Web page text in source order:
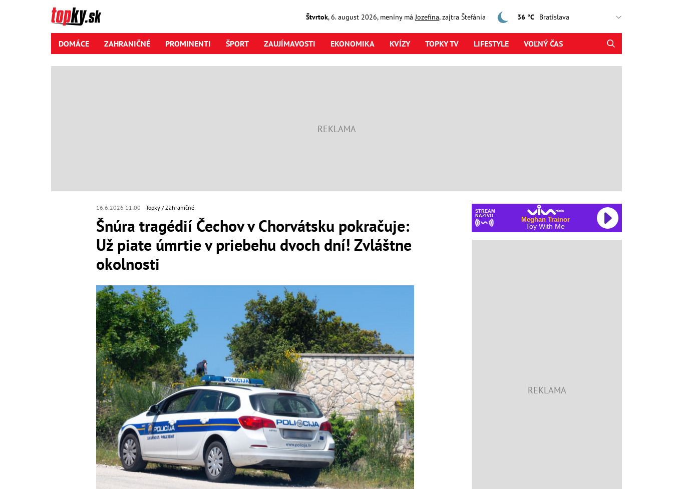
Štvrtok,6. august2026, meniny má Jozefína, zajtra Štefánia 36 °C
DOMÁCE ZAHRANIČNÉ PROMINENTI ŠPORT ZAUJÍMAVOSTI EKONOMIKA KVÍZY TOPKY TV LIFESTYLE VOĽNÝ ČAS
16.6.2026 11:00 Topky Zahraničné
Šnúra tragédií Čechov v Chorvátsku pokračuje:
Už piate úmrtie v priebehu dvoch dní! Zvláštne
okolnosti
STREAM
NAŽIVO
Meghan Trainor
Toy With Me